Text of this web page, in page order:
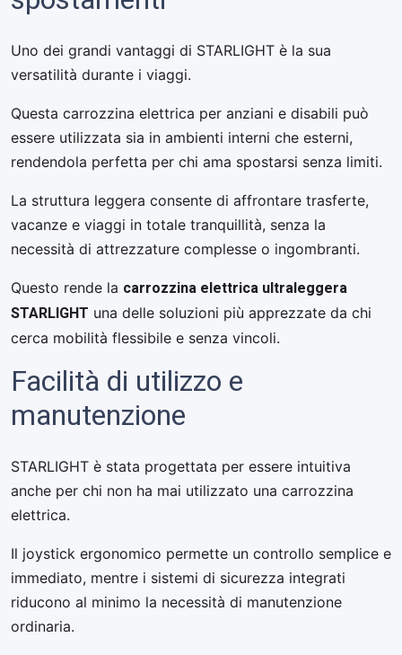
Uno dei grandi vantaggi di STARLIGHT è la sua
versatilità durante i viaggi.
Questa carrozzina elettrica per anziani e disabili può
essere utilizzata sia in ambienti interni che esterni,
rendendola perfetta per chi ama spostarsi senza limiti.
La struttura leggera consente di affrontare trasferte,
vacanze e viaggi in totale tranquillità, senza la
necessità di attrezzature complesse o ingombranti.
Questo rende la carrozzina elettrica ultraleggera
STARLIGHT una delle soluzioni più apprezzate da chi
cerca mobilità flessibile e senza vincoli.
Facilità di utilizzo e
manutenzione
STARLIGHT è stata progettata per essere intuitiva
anche per chi non ha mai utilizzato una carrozzina
elettrica.
Il joystick ergonomico permette un controllo semplice e
immediato, mentre i sistemi di sicurezza integrati
riducono al minimo la necessità di manutenzione
ordinaria.